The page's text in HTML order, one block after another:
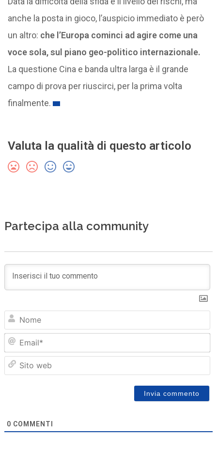
anche la posta in gioco, l’auspicio immediato è però
un altro: che l’Europa cominci ad agire come una
voce sola, sul piano geo-politico internazionale.
La questione Cina e banda ultra larga è il grande
campo di prova per riuscirci, per la prima volta
finalmente.
Valuta la qualità di questo articolo
Partecipa alla community
0 COMMENTI